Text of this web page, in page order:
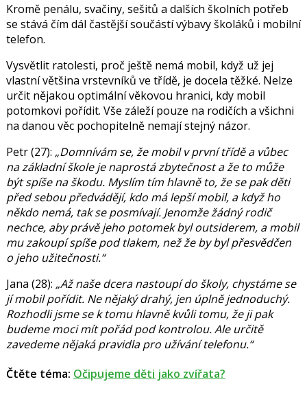
Kromě penálu, svačiny, sešitů a dalších školních potřeb
se stává čím dál častější součástí výbavy školáků i mobilní
telefon.
Vysvětlit ratolesti, proč ještě nemá mobil, když už jej
vlastní většina vrstevníků ve třídě, je docela těžké. Nelze
určit nějakou optimální věkovou hranici, kdy mobil
potomkovi pořídit. Vše záleží pouze na rodičích a všichni
na danou věc pochopitelně nemají stejný názor.
Petr(27): „Domnívám se, že mobil v první třídě a vůbec
na základní škole je naprostá zbytečnost a že to může
být spíše na škodu. Myslím tím hlavně to, že se pak děti
před sebou předvádějí, kdo má lepší mobil, a když ho
někdo nemá, tak se posmívají. Jenomže žádný rodič
nechce, aby právě jeho potomek byl outsiderem, a mobil
mu zakoupí spíše pod tlakem, než že by byl přesvědčen
o jeho užitečnosti.“
Jana (28): „Až naše dcera nastoupí do školy, chystáme se
jí mobil pořídit. Ne nějaký drahý, jen úplně jednoduchý.
Rozhodli jsme se k tomu hlavně kvůli tomu, že ji pak
budeme moci mít pořád pod kontrolou. Ale určitě
zavedeme nějaká pravidla pro užívání telefonu.“
Čtěte téma: Očipujeme děti jako zvířata?